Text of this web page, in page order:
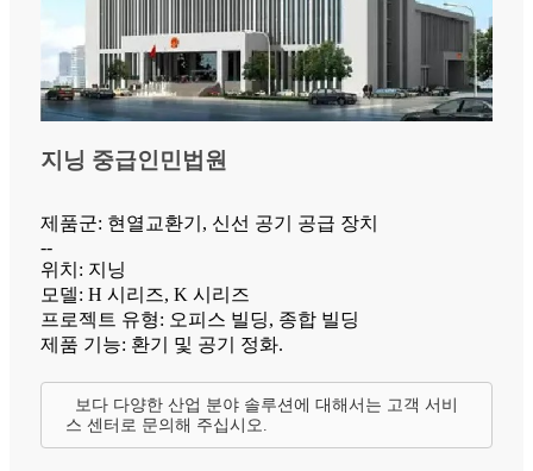
지닝 중급인민법원
제품군: 현열교환기, 신선 공기 공급 장치
--
위치: 지닝
모델: H 시리즈, K 시리즈
프로젝트 유형: 오피스 빌딩, 종합 빌딩
제품 기능: 환기 및 공기 정화.
보다 다양한 산업 분야 솔루션에 대해서는 고객 서비
스 센터로 문의해 주십시오.